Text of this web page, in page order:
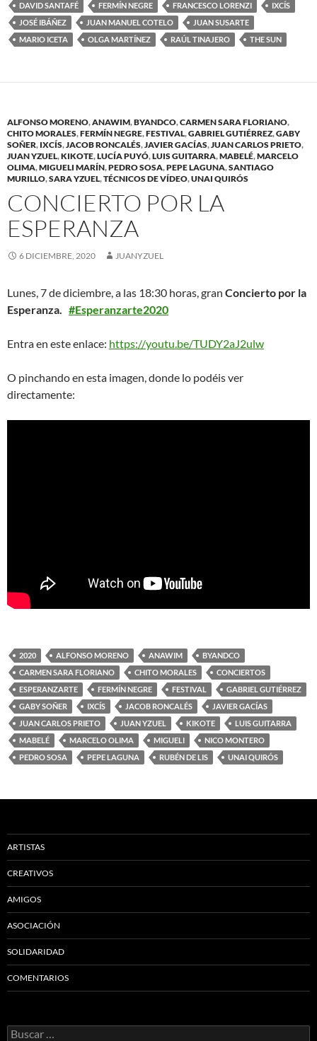
DAVID SANTAFÉ
FERMÍN NEGRE FRANCESCO LORENZI
IXCÍS
JOSÉ IBÁÑEZ
JUAN MANUEL COTELO
JUAN SUSARTE
MARIO ICETA
OLGA MARTÍNEZ RAÚL TINAJERO THE SUN
ALFONSO MORENO,ANAWIM,BYANDCO,CARMEN SARA FLORIANO,
CHITO MORALES,FERMÍN NEGRE,FESTIVAL,GABRIEL GUTIÉRREZ,GABY
SOÑER, IXCÍS,JACOB RONCALÉS,JAVIER GACÍAS,JUAN CARLOS PRIETO,
JUAN YZUEL,KIKOTE,LUCÍA PUYÓ,LUIS GUITARRA,MABELÉ,MARCELO
OLIMA,MIGUELI MARÍN,PEDRO SOSA,PEPE LAGUNA,SANTIAGO
MURILLO,SARA YZUEL,TÉCNICOS DE VÍDEO,UNAI QUIRÓS
CONCIERTO POR LA
ESPERANZA
6 DICIEMBRE, 2020 JUANYZUEL
Lunes, 7 de diciembre, a las 18:30 horas, gran Concierto por la
Esperanza. #Esperanzarte2020
Entra en este enlace: https://youtu.be/TUDY2aJ2ulw
O pinchando en esta imagen, donde lo podéis ver
directamente:
2020 ALFONSO MORENO ANAWIM
BYANDCO
CARMEN SARA FLORIANO
CHITO MORALES
CONCIERTOS
ESPERANZARTE
FERMÍN NEGRE FESTIVAL
GABRIEL GUTIÉRREZ
GABY SOÑER
IXCÍS JACOB RONCALÉS
JAVIER GACÍAS
JUAN CARLOS PRIETO
JUAN YZUEL KIKOTE
LUIS GUITARRA
MABELÉ
MARCELO OLIMA MIGUELI
NICO MONTERO
PEDRO SOSA
PEPE LAGUNA RUBÉN DE LIS UNAI QUIRÓS
ARTISTAS
CREATIVOS
AMIGOS
ASOCIACIÓN
SOLIDARIDAD
COMENTARIOS
Buscar: